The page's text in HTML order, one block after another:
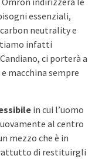
essenziali,
neutrality e
infatti
ci porterà a
macchina sempre
in cui l’uomo
al centro
mezzo che è in
di restituirgli